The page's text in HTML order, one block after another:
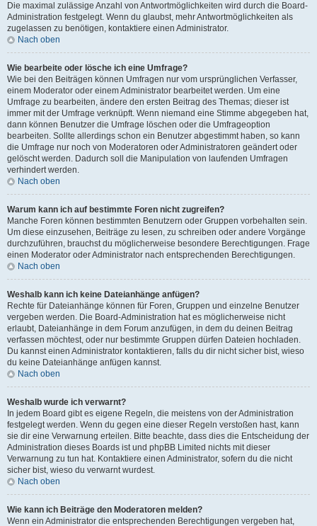
Die maximal zulässige Anzahl von Antwortmöglichkeiten wird durch die Board-
Administration festgelegt. Wenn du glaubst, mehr Antwortmöglichkeiten als
zugelassen zu benötigen, kontaktiere einen Administrator.
Nach oben
Wie bearbeite oder lösche ich eine Umfrage?
Wie bei den Beiträgen können Umfragen nur vom ursprünglichen Verfasser,
einem Moderator oder einem Administrator bearbeitet werden. Um eine
Umfrage zu bearbeiten, ändere den ersten Beitrag des Themas; dieser ist
immer mit der Umfrage verknüpft. Wenn niemand eine Stimme abgegeben hat,
dann können Benutzer die Umfrage löschen oder die Umfrageoption
bearbeiten. Sollte allerdings schon ein Benutzer abgestimmt haben, so kann
die Umfrage nur noch von Moderatoren oder Administratoren geändert oder
gelöscht werden. Dadurch soll die Manipulation von laufenden Umfragen
verhindert werden.
Nach oben
Warum kann ich auf bestimmte Foren nicht zugreifen?
Manche Foren können bestimmten Benutzern oder Gruppen vorbehalten sein.
Um diese einzusehen, Beiträge zu lesen, zu schreiben oder andere Vorgänge
durchzuführen, brauchst du möglicherweise besondere Berechtigungen. Frage
einen Moderator oder Administrator nach entsprechenden Berechtigungen.
Nach oben
Weshalb kann ich keine Dateianhänge anfügen?
Rechte für Dateianhänge können für Foren, Gruppen und einzelne Benutzer
vergeben werden. Die Board-Administration hat es möglicherweise nicht
erlaubt, Dateianhänge in dem Forum anzufügen, in dem du deinen Beitrag
verfassen möchtest, oder nur bestimmte Gruppen dürfen Dateien hochladen.
Du kannst einen Administrator kontaktieren, falls du dir nicht sicher bist, wieso
du keine Dateianhänge anfügen kannst.
Nach oben
Weshalb wurde ich verwarnt?
In jedem Board gibt es eigene Regeln, die meistens von der Administration
festgelegt werden. Wenn du gegen eine dieser Regeln verstoßen hast, kann
sie dir eine Verwarnung erteilen. Bitte beachte, dass dies die Entscheidung der
Administration dieses Boards ist und phpBB Limited nichts mit dieser
Verwarnung zu tun hat. Kontaktiere einen Administrator, sofern du die nicht
sicher bist, wieso du verwarnt wurdest.
Nach oben
Wie kann ich Beiträge den Moderatoren melden?
Wenn ein Administrator die entsprechenden Berechtigungen vergeben hat,